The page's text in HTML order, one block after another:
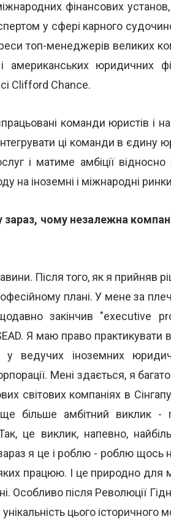
фінансових
у сфері карного
топ-менеджерів великих
американських юридичних
Clifford Chance.
команди юристів і
ці команди в єдину
і матиме амбіції
на іноземні і міжнародні
чому незалежна
Після того, як я прийняв
плані. У мене за
закінчив "executive
Я маю право
у ведучих іноземних
Мені здається, я
світових компаніях в
більше амбітний виклик -
це виклик, напевно,
я це і роблю - роблю щось
працюю. І це природно
Особливо після Революції
цього історичного